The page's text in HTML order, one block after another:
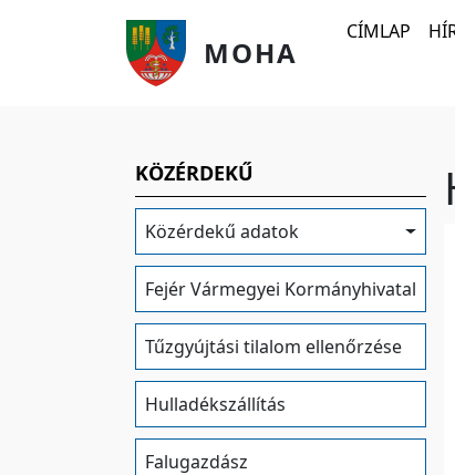
MOHA
Fő navigáció
CÍMLAP
KÖZÉRDEKŰ
Közérdekű adatok
Fejér Vármegyei Kormányhivatal
Tűzgyújtási tilalom ellenőrzése
Hulladékszállítás
Falugazdász